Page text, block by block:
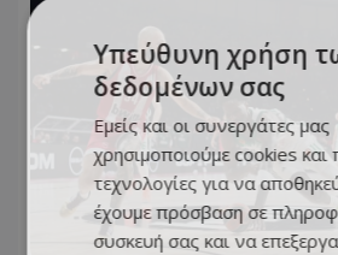
Υπεύθυνη χρήση
δεδομένων σας
Εμείς και οι συνεργάτες μας
χρησιμοποιούμε cookies και
τεχνολογίες για να
έχουμε πρόσβαση σε
συσκευή σας και να